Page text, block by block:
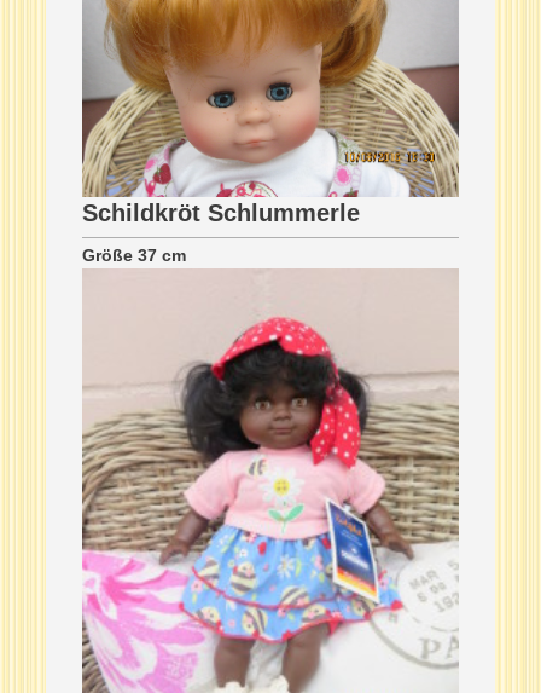
Schildkröt Schlummerle
Größe 37 cm